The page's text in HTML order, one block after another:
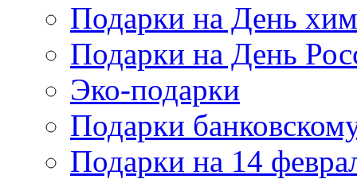
Подарки на День
Подарки на День
Эко-подарки
Подарки
Подарки на 14